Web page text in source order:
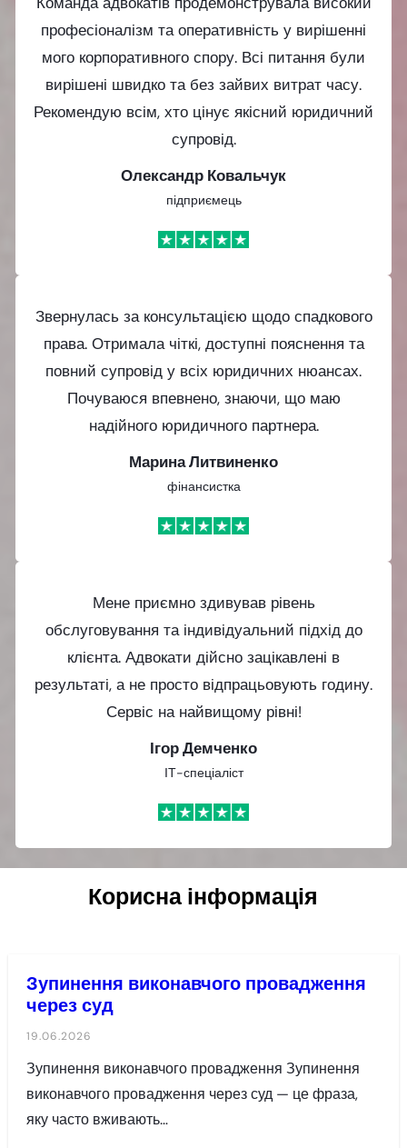
професіоналізм та оперативність у вирішенні
мого корпоративного спору. Всі питання були
вирішені швидко та без зайвих витрат часу.
Рекомендую всім, хто цінує якісний юридичний
супровід.
Олександр Ковальчук
підприємець
Звернулась за консультацією щодо спадкового
права. Отримала чіткі, доступні пояснення та
повний супровід у всіх юридичних нюансах.
Почуваюся впевнено, знаючи, що маю
надійного юридичного партнера.
Марина Литвиненко
фінансистка
Мене приємно здивував рівень
обслуговування та індивідуальний підхід до
клієнта. Адвокати дійсно зацікавлені в
результаті, а не просто відпрацьовують годину.
Сервіс на найвищому рівні!
Ігор Демченко
ІТ-спеціаліст
Корисна інформація
Зупинення виконавчого провадження
через суд
19.06.2026
Зупинення виконавчого провадження Зупинення
виконавчого провадження через суд — це фраза,
яку часто вживають…